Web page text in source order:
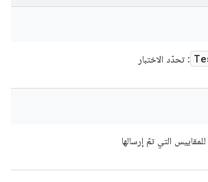
: تحدّد الاختبار
للمقاييس التي تمّ إرسالها